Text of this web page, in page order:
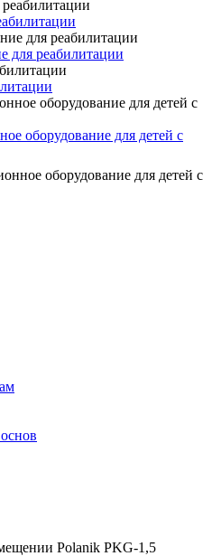
для реабилитации
оборудование для детей с
оборудование для детей с
Polanik PKG-1,5